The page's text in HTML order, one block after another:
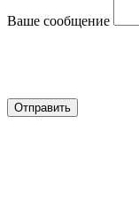
Ваше сообщение